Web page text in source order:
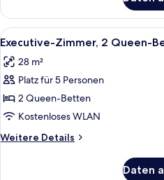
Suite)
anzeigen
Suite,
1 King-
Bett,
(One-
Bedroom
Alle
Fotos
für
Executive-
Zimmer,
2 Queen-
Betten,
Nichtraucher
8
Executive-Zimmer, 2 Queen-
28 m²
Platz für 5 Personen
2 Queen-Betten
Kostenloses WLAN
Weitere Details
Weitere
Daten